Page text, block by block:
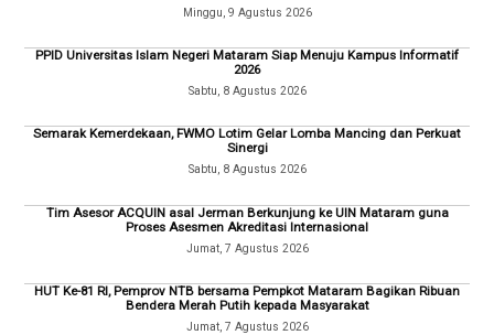
Minggu, 9 Agustus 2026
PPID Universitas Islam Negeri Mataram Siap Menuju Kampus Informatif
2026
Sabtu, 8 Agustus 2026
Semarak Kemerdekaan, FWMO Lotim Gelar Lomba Mancing dan Perkuat
Sinergi
Sabtu, 8 Agustus 2026
Tim Asesor ACQUIN asal Jerman Berkunjung ke UIN Mataram guna
Proses Asesmen Akreditasi Internasional
Jumat, 7 Agustus 2026
HUT Ke-81 RI, Pemprov NTB bersama Pempkot Mataram Bagikan Ribuan
Bendera Merah Putih kepada Masyarakat
Jumat, 7 Agustus 2026